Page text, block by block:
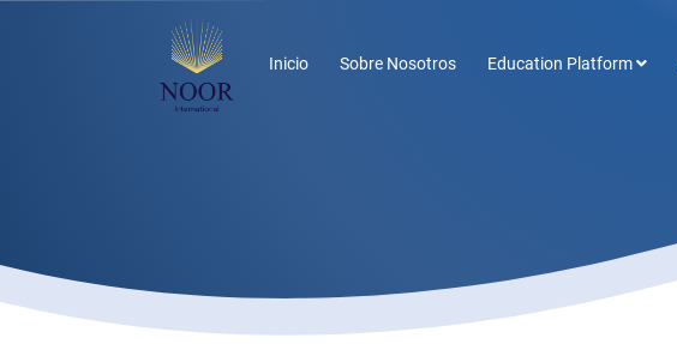
Inicio Sobre Nosotros Education Platform